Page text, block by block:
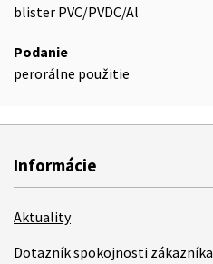
blister PVC/PVDC/Al
Podanie
perorálne použitie
Informácie
Aktuality
Dotazník spokojnosti zákazníka